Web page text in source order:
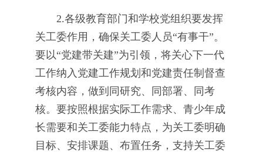
2.各级教育部门和学校党组织要发挥
关工委作用，确保关工委人员“有事干”。
要以“党建带关建”为引领，将关心下一代
工作纳入党建工作规划和党建责任制督查
考核内容，做到同研究、同部署、同考
核。要按照根据实际工作需求、青少年成
长需要和关工委能力特点，为关工委明确
目标、安排课题、布置任务，支持关工委